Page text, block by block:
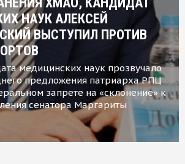
НАУК АЛЕКСЕЙ
ВЫСТУПИЛ ПРОТИВ
медицинских наук прозвучало
предложения патриарха РПЦ
запрете на «склонение» к
сенатора Маргариты